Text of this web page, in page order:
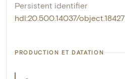
Persistent identifier
hdl:20.500.14037/object.18427
PRODUCTION ET DATATION